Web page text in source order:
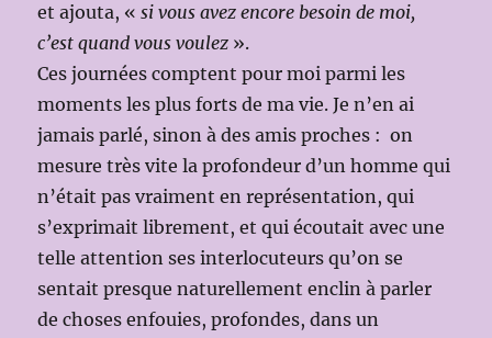
et ajouta, «si vous avez encore besoin de moi,
c’est quand vous voulez ».
Ces journées comptent pour moi parmi les
moments les plus forts de ma vie. Je n’en ai
jamais parlé, sinon à des amis proches : on
mesure très vite la profondeur d’un homme qui
n’était pas vraiment en représentation, qui
s’exprimait librement, et qui écoutait avec une
telle attention ses interlocuteurs qu’on se
sentait presque naturellement enclin à parler
de choses enfouies, profondes, dans un